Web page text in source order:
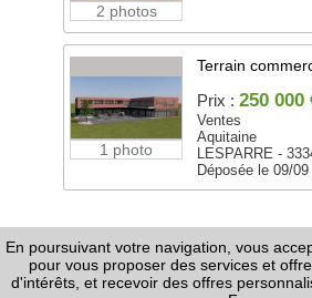
2 photos
1 photo
Terrain
Prix : 250 000
Ventes
Aquitaine
LESPARRE -
Déposée le 09/
FAQ -Règles de Diffusion-
CGU- Page Google+ -Nous
En poursuivant votre navigation, vous
pour vous proposer des services et
d'intérêts, et recevoir des offres